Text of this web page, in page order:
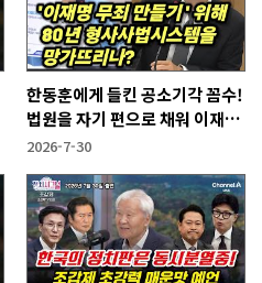
한동훈에게 들킨 공소기각 꼼수!
법원을 자기 편으로 채워 이재명
사건 없애겠다는 것
2026-7-30